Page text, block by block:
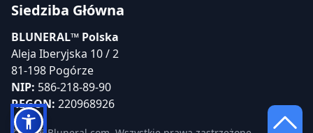
Siedziba Główna
BLUNERAL™ Polska
Aleja Iberyjska 10 / 2
81-198 Pogórze
NIP: 586-218-89-90
REGON: 220968926